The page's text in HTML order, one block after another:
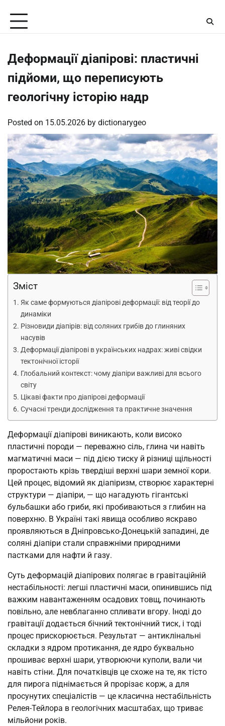
content
Деформації діапірові: пластичні
підйоми, що переписують
геологічну історію надр
Posted on 15.05.2026 by dictionarygeo
Зміст
Як саме формуються діапірові деформації: від теорії до
динаміки
Різновиди діапірів: від соляних грибів до глиняних
насувів
Деформації діапірові в українських надрах: живі свідки
тектонічної історії
Глобальний контекст: чому діапіри важливі для всього
світу
Цікаві факти про діапірові деформації
Сучасні тренди дослідження та практичне значення
Деформації діапірові виникають, коли високо
пластичні породи — переважно сіль, глина чи навіть
магматичні маси — під дією тиску й різниці щільності
проростають крізь твердіші верхні шари земної кори.
Цей процес, відомий як діапіризм, створює характерні
структури — діапіри, — що нагадують гігантські
бульбашки або гриби, які пробиваються з глибин на
поверхню. В Україні такі явища особливо яскраво
проявляються в Дніпровсько-Донецькій западині, де
соляні діапіри стали справжніми природними
пастками для нафти й газу.
Суть деформацій діапірових полягає в гравітаційній
нестабільності: легші пластичні маси, опинившись під
важким навантаженням осадових товщ, починають
повільно, але невблаганно спливати вгору. Іноді до
гравітації додається бічний тектонічний тиск, і тоді
процес прискорюється. Результат — антиклінальні
складки з ядром протикання, де ядро буквально
прошиває верхні шари, утворюючи куполи, вали чи
навіть стіни. Для початківців це схоже на те, як тісто
для пирога піднімається й прорізає корж, а для
просунутих спеціалістів — це класична нестабільність
Релея-Тейлора в геологічних масштабах, що триває
мільйони років.